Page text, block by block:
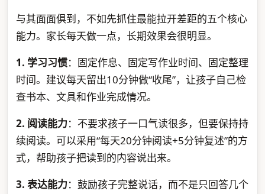
与其面面俱到，不如先抓住最能拉开差距的五个核心
能力。家长每天做一点，长期效果会很明显。
1. 学习习惯：固定作息、固定写作业时间、固定整理
时间。建议每天留出10分钟做“收尾”，让孩子自己检
查书本、文具和作业完成情况。
2. 阅读能力：不要求孩子一口气读很多，但要保持持
续阅读。可以采用“每天20分钟阅读+5分钟复述”的方
式，帮助孩子把读到的内容说出来。
3. 表达能力：鼓励孩子完整说话，而不是只回答几个